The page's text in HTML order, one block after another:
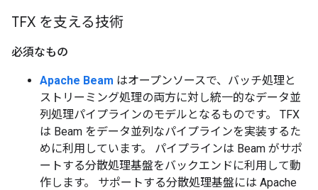
TFX を支える技術
必須なもの
Apache Beam はオープンソースで、バッチ処理と
ストリーミング処理の両方に対し統一的なデータ並
列処理パイプラインのモデルとなるものです。 TFX
は Beam をデータ並列なパイプラインを実装するた
めに利用しています。 パイプラインは Beam がサポ
ートする分散処理基盤をバックエンドに利用して動
作します。 サポートする分散処理基盤には Apache